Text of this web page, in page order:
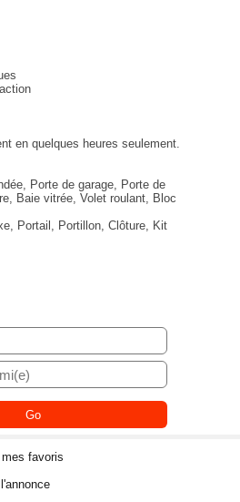
en quelques heures seulement.
Porte de garage, Porte de
Baie vitrée, Volet roulant, Bloc
Portail, Portillon, Clôture, Kit
favoris